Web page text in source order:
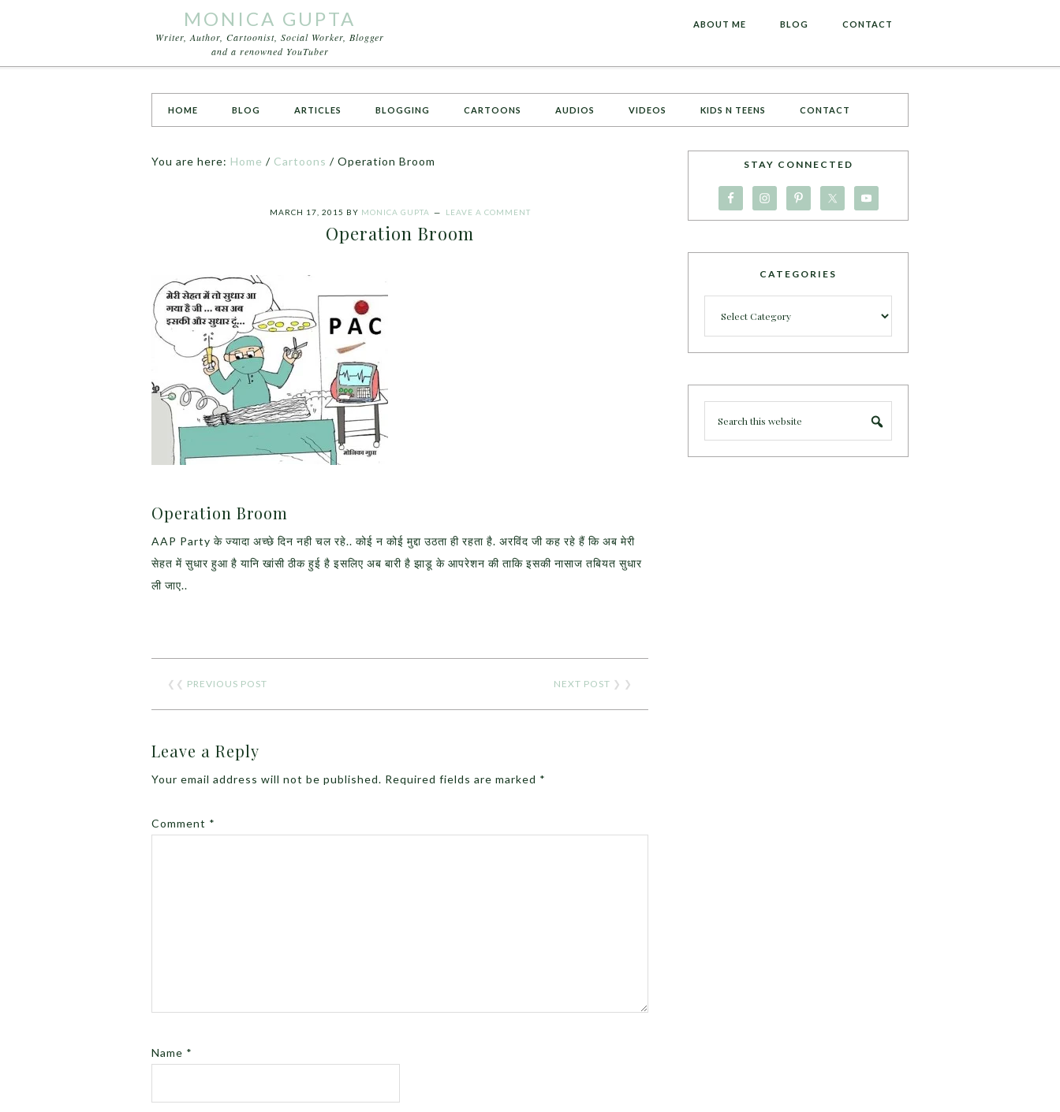
MONICA GUPTA
Writer, Author, Cartoonist, Social Worker, Blogger
and a renowned YouTuber
ABOUT ME BLOG CONTACT
HOME BLOG ARTICLES BLOGGING CARTOONS AUDIOS VIDEOS KIDS N TEENS CONTACT
You are here: Home / Cartoons / Operation Broom
MARCH 17, 2015 BY MONICA GUPTA LEAVE A COMMENT
Operation Broom
Operation Broom
AAP Party के ज्यादा अच्छे दिन नही चल रहे.. कोई न कोई मुद्दा उठता ही रहता है. अरविंद जी कह रहे हैं कि अब मेरी
सेहत में सुधार हुआ है यानि खांसी ठीक हुई है इसलिए अब बारी है झाडू के आपरेशन की ताकि इसकी नासाज तबियत सुधार
ली जाए..
❮❮ PREVIOUS POST NEXT POST ❯ ❯
Leave a Reply
Your email address will not be published. Required fields are marked *
Comment *
Name *
STAY CONNECTED
CATEGORIES